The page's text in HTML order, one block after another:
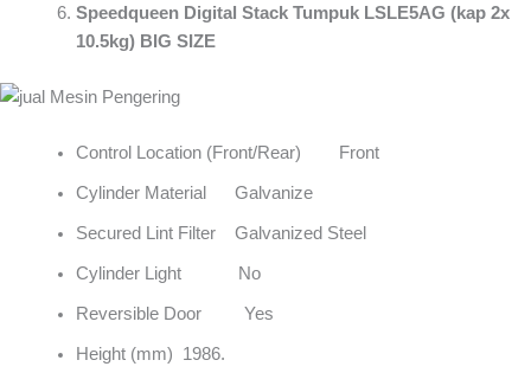
Speedqueen Digital Stack Tumpuk LSLE5AG (kap 2x
10.5kg) BIG SIZE
Control Location (Front/Rear) Front
Cylinder Material Galvanize
Secured Lint Filter Galvanized Steel
Cylinder Light No
Reversible Door Yes
Height (mm) 1986.